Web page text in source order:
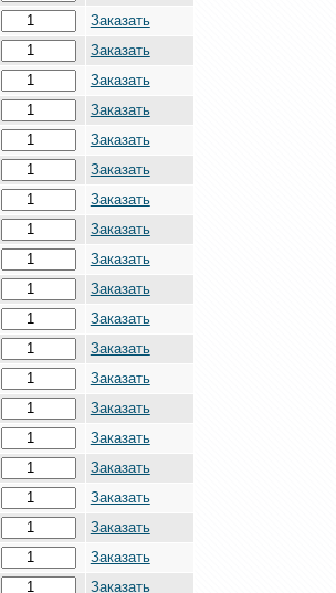
Заказать
Заказать
Заказать
Заказать
Заказать
Заказать
Заказать
Заказать
Заказать
Заказать
Заказать
Заказать
Заказать
Заказать
Заказать
Заказать
Заказать
Заказать
Заказать
Заказать